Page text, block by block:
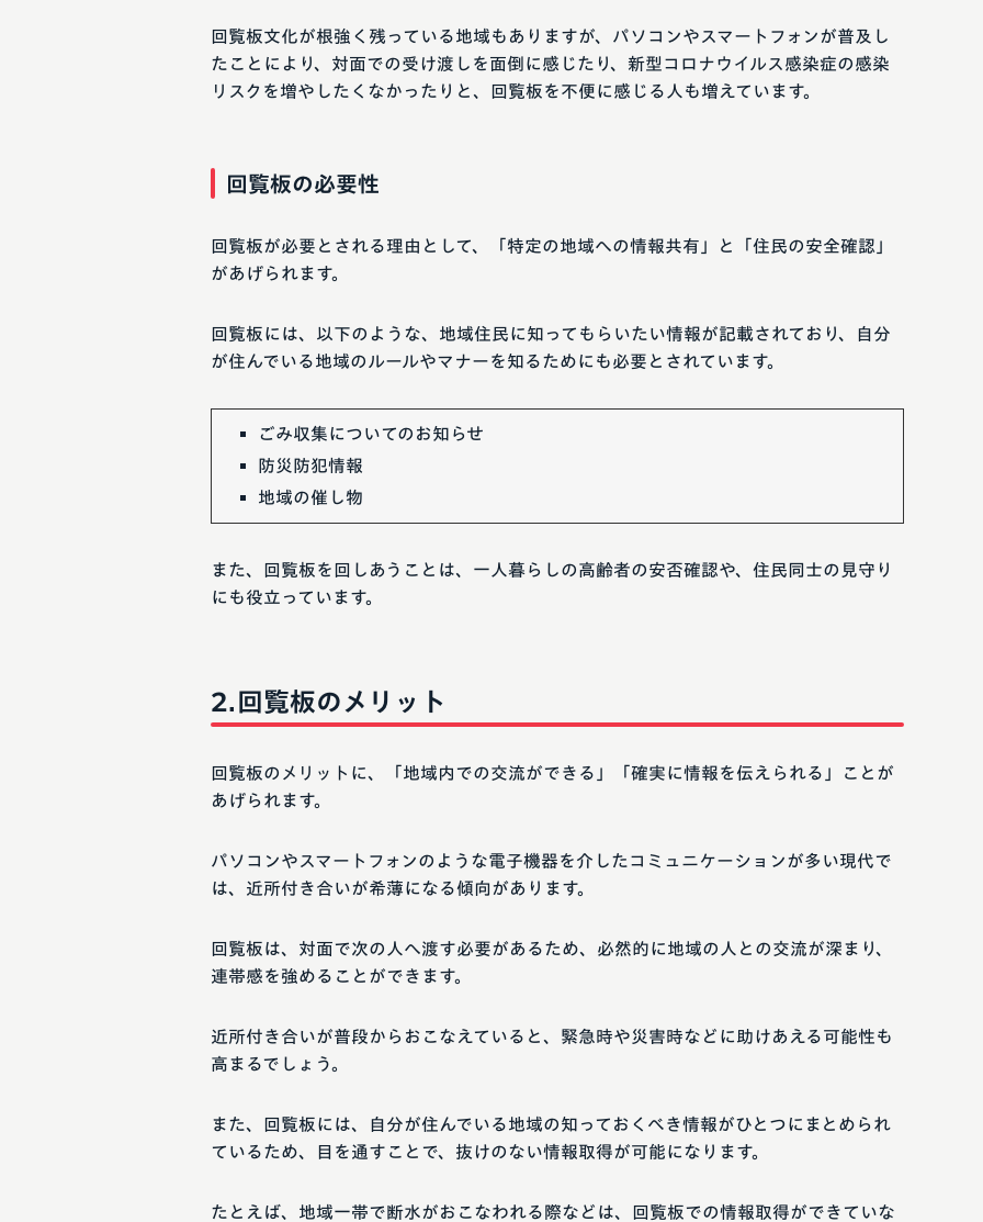
回覧板文化が根強く残っている地域もありますが、パソコンやスマートフォンが普及し
たことにより、対面での受け渡しを面倒に感じたり、新型コロナウイルス感染症の感染
リスクを増やしたくなかったりと、回覧板を不便に感じる人も増えています。
回覧板の必要性
回覧板が必要とされる理由として、「特定の地域への情報共有」と「住民の安全確認」
があげられます。
回覧板には、以下のような、地域住民に知ってもらいたい情報が記載されており、自分
が住んでいる地域のルールやマナーを知るためにも必要とされています。
ごみ収集についてのお知らせ
防災防犯情報
地域の催し物
また、回覧板を回しあうことは、一人暮らしの高齢者の安否確認や、住民同士の見守り
にも役立っています。
回覧板のメリット
回覧板のメリットに、「地域内での交流ができる」「確実に情報を伝えられる」ことが
あげられます。
パソコンやスマートフォンのような電子機器を介したコミュニケーションが多い現代で
は、近所付き合いが希薄になる傾向があります。
回覧板は、対面で次の人へ渡す必要があるため、必然的に地域の人との交流が深まり、
連帯感を強めることができます。
近所付き合いが普段からおこなえていると、緊急時や災害時などに助けあえる可能性も
高まるでしょう。
また、回覧板には、自分が住んでいる地域の知っておくべき情報がひとつにまとめられ
ているため、目を通すことで、抜けのない情報取得が可能になります。
たとえば、地域一帯で断水がおこなわれる際などは、回覧板での情報取得ができていな